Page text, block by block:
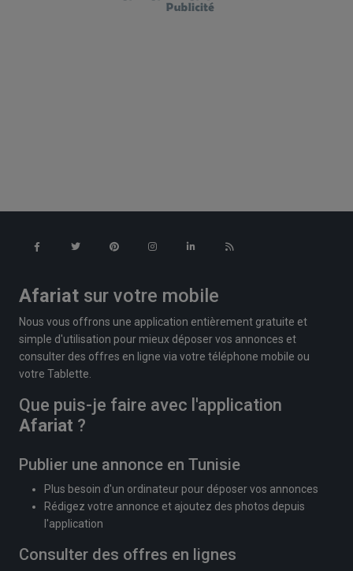
Afariat sur votre mobile
Nous vous offrons une application entièrement gratuite et
simple d'utilisation pour mieux déposer vos annonces et
consulter des offres en ligne via votre téléphone mobile ou
votre Tablette.
Que puis-je faire avec l'application
Afariat ?
Publier une annonce en Tunisie
Plus besoin d'un ordinateur pour déposer vos annonces
Rédigez votre annonce et ajoutez des photos depuis
l'application
Consulter des offres en lignes